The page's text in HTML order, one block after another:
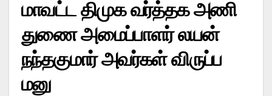
மாவட்ட திமுக வர்த்தக அணி
துணை அமைப்பாளர் லயன்
நந்தகுமார் அவர்கள் விருப்ப
மனு